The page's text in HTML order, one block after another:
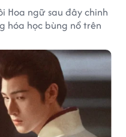
Hoa ngữ sau đây chinh
hóa học bùng nổ trên